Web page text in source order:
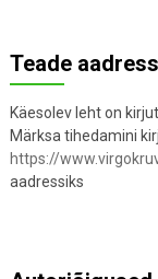
Teade
Käesolev leht on
Märksa tihedamini
https://
aadressiks